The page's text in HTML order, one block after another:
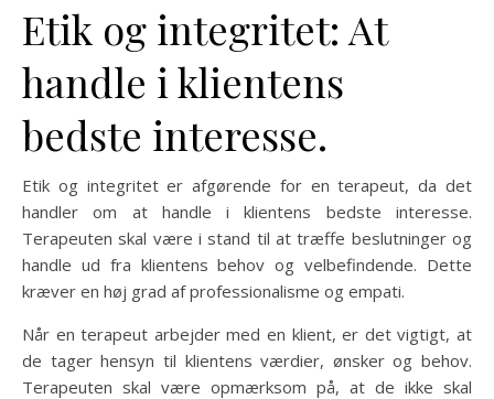
Etik og integritet: At
handle i klientens
bedste interesse.
Etik og integritet er afgørende for en terapeut, da det
handler om at handle i klientens bedste interesse.
Terapeuten skal være i stand til at træffe beslutninger og
handle ud fra klientens behov og velbefindende. Dette
kræver en høj grad af professionalisme og empati.
Når en terapeut arbejder med en klient, er det vigtigt, at
de tager hensyn til klientens værdier, ønsker og behov.
Terapeuten skal være opmærksom på, at de ikke skal